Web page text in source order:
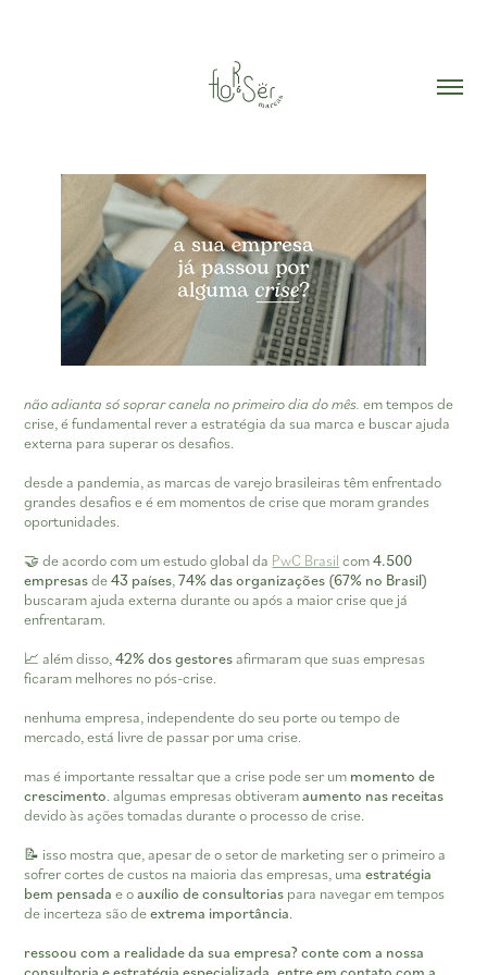
não adianta só soprar canela no primeiro dia do mês. em tempos de
crise, é fundamental rever a estratégia da sua marca e buscar ajuda
externa para superar os desafios.
desde a pandemia, as marcas de varejo brasileiras têm enfrentado
grandes desafios e é em momentos de crise que moram grandes
oportunidades.
🤝 de acordo com um estudo global da PwC Brasil com4.500
empresasde43 países ,74% das organizações (67% no Brasil)
buscaram ajuda externa durante ou após a maior crise que já
enfrentaram.
📈 além disso,42% dos gestoresafirmaram que suas empresas
ficaram melhores no pós-crise.
nenhuma empresa, independente do seu porte ou tempo de
mercado, está livre de passar por uma crise.
mas é importante ressaltar que a crise pode ser um momento de
crescimento . algumas empresas obtiveramaumento nas receitas
devido às ações tomadas durante o processo de crise.
📝 isso mostra que, apesar de o setor de marketing ser o primeiro a
sofrer cortes de custos na maioria das empresas, umaestratégia
bem pensada e oauxílio de consultorias para navegar em tempos
de incerteza são deextrema importância
ressoou com a realidade da sua empresa? conte com a nossa
consultoria e estratégia especializada, entre em contato com a